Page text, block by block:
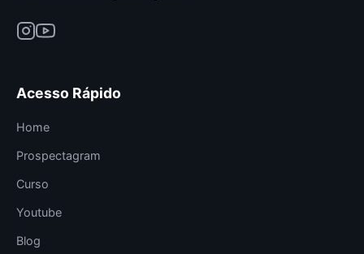
Acesso Rápido
Home
Prospectagram
Curso
Youtube
Blog